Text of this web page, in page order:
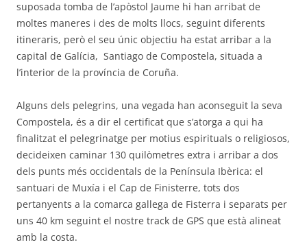
suposada tomba de l’apòstol Jaume hi han arribat de
moltes maneres i des de molts llocs, seguint diferents
itineraris, però el seu únic objectiu ha estat arribar a la
capital de Galícia, Santiago de Compostela, situada a
l’interior de la província de Coruña.
Alguns dels pelegrins, una vegada han aconseguit la seva
Compostela, és a dir el certificat que s’atorga a qui ha
finalitzat el pelegrinatge per motius espirituals o religiosos,
decideixen caminar 130 quilòmetres extra i arribar a dos
dels punts més occidentals de la Península Ibèrica: el
santuari de Muxía i el Cap de Finisterre, tots dos
pertanyents a la comarca gallega de Fisterra i separats per
uns 40 km seguint el nostre track de GPS que està alineat
amb la costa.